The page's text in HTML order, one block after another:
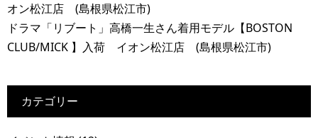
オン松江店 (島根県松江市)
ドラマ「リブート」高橋一生さん着用モデル【BOSTON
CLUB/MICK 】入荷 イオン松江店 (島根県松江市)
カテゴリー